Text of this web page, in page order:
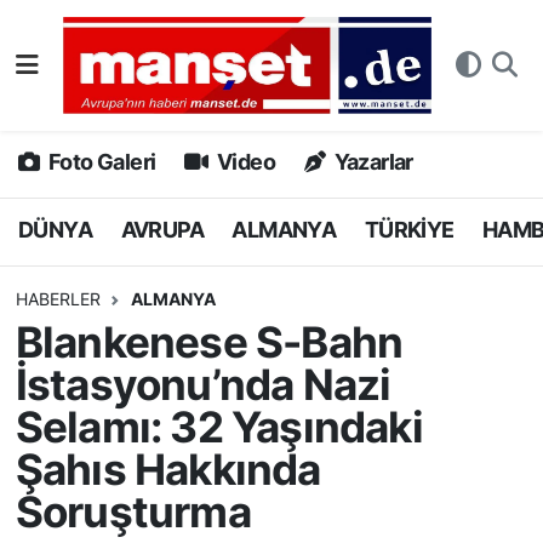
Foto Galeri Video Yazarlar
DÜNYA AVRUPA ALMANYA TÜRKİYE
HABERLER ALMANYA
Blankenese S-Bahn
İstasyonu’nda Nazi
Selamı: 32 Yaşındaki
Şahıs Hakkında
Soruşturma
DÜNYA
AVRUPA
ALMANYA
HAMBURG
SPOR
DEUTSCH
EKONOMİ
Nöbetçi Eczaneler
Hava Durumu
Namaz Vakitleri
Puan Durumu ve Fikstür
Tüm Manşetler
Son Dakika Haberleri
Haber Arşivi